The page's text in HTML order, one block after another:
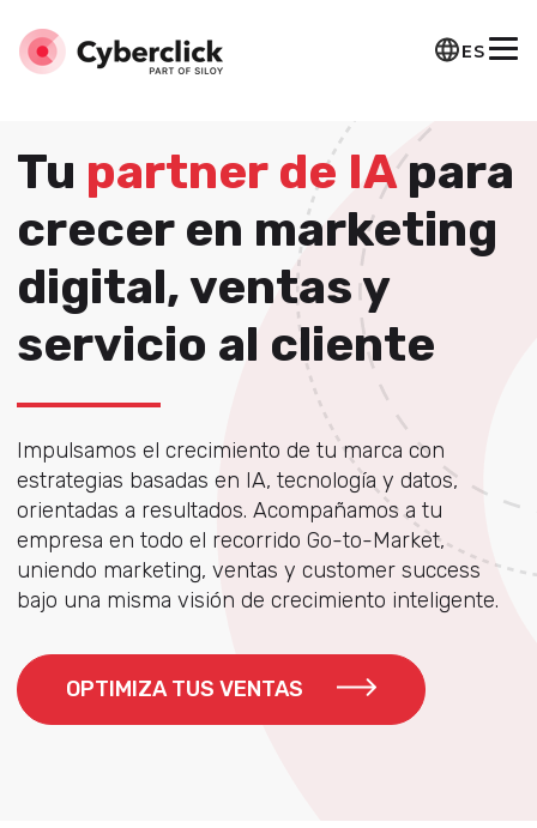
ES
Tu partner de IApara
crecer en marketing
digital, ventas y
servicio al cliente
Impulsamos el crecimiento de tu marca con
estrategias basadas en IA, tecnología y datos,
orientadas a resultados. Acompañamos a tu
empresa en todo el recorrido Go-to-Market,
uniendo marketing, ventas y customer success
bajo una misma visión de crecimiento inteligente.
OPTIMIZA TUS VENTAS